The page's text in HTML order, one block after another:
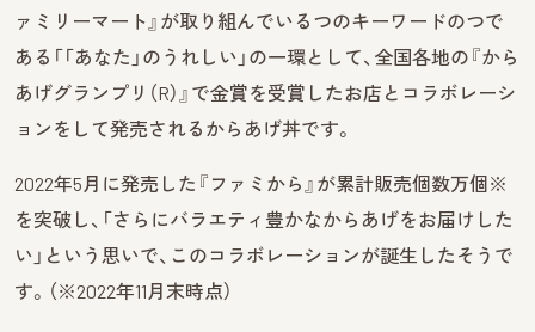
ァミリーマート』が取り組んでいるつのキーワードのつで
ある「「あなた」のうれしい」の一環として、全国各地の『から
あげグランプリ（R）』で金賞を受賞したお店とコラボレーシ
ョンをして発売されるからあげ丼です。
2022年5月に発売した『ファミから』が累計販売個数万個※
を突破し、「さらにバラエティ豊かなからあげをお届けした
い」という思いで、このコラボレーションが誕生したそうで
す。（※2022年11月末時点）